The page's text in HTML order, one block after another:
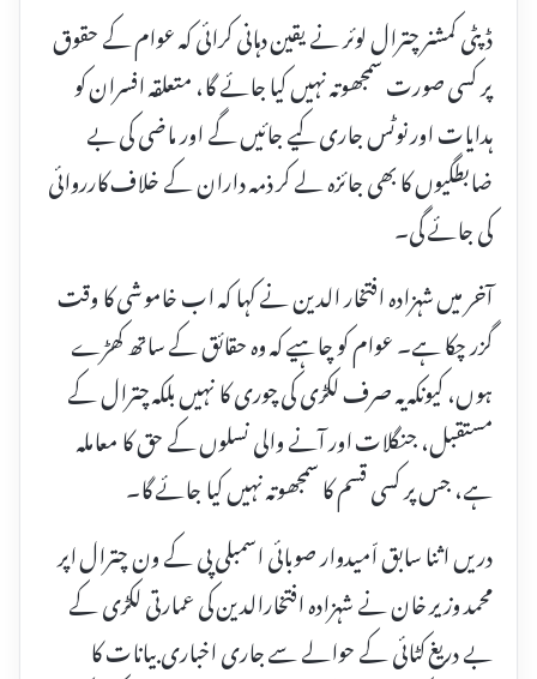
ڈپٹی کمشنر چترال لوئر نے یقین دہانی کرائی کہ عوام کے حقوق
پر کسی صورت سمجھوتہ نہیں کیا جائے گا، متعلقہ افسران کو
ہدایات اور نوٹس جاری کیے جائیں گے اور ماضی کی بے
ضابطگیوں کا بھی جائزہ لے کر ذمہ داران کے خلاف کارروائی
کی جائے گی۔
آخر میں شہزادہ افتخار الدین نے کہا کہ اب خاموشی کا وقت
گزر چکا ہے۔ عوام کو چاہیے کہ وہ حقائق کے ساتھ کھڑے
ہوں، کیونکہ یہ صرف لکڑی کی چوری کا نہیں بلکہ چترال کے
مستقبل، جنگلات اور آنے والی نسلوں کے حق کا معاملہ
ہے، جس پر کسی قسم کا سمجھوتہ نہیں کیا جائے گا۔
دریں اثنا سابق اّمیدوار صوبائی اسمبلی پی کے ون چترال اپر
محمد وزیر خان نے شہزادہ افتخارالدین کی عمارتی لکڑی کے
بے دریغ کٹائی کے حوالے سے جاری اخباری بیانات کا